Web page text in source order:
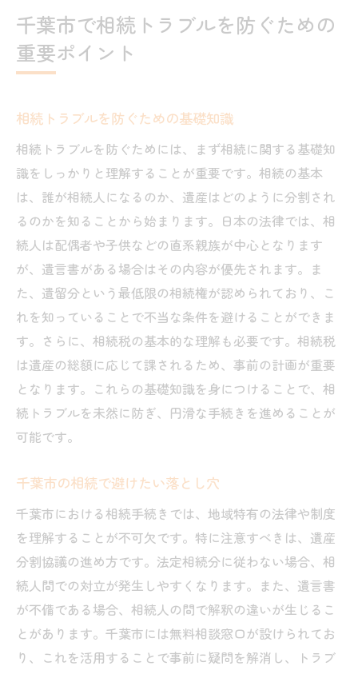
千葉市で相続トラブルを防ぐための
重要ポイント
相続トラブルを防ぐための基礎知識
相続トラブルを防ぐためには、まず相続に関する基礎知
識をしっかりと理解することが重要です。相続の基本
は、誰が相続人になるのか、遺産はどのように分割され
るのかを知ることから始まります。日本の法律では、相
続人は配偶者や子供などの直系親族が中心となります
が、遺言書がある場合はその内容が優先されます。ま
た、遺留分という最低限の相続権が認められており、こ
れを知っていることで不当な条件を避けることができま
す。さらに、相続税の基本的な理解も必要です。相続税
は遺産の総額に応じて課されるため、事前の計画が重要
となります。これらの基礎知識を身につけることで、相
続トラブルを未然に防ぎ、円滑な手続きを進めることが
可能です。
千葉市の相続で避けたい落とし穴
千葉市における相続手続きでは、地域特有の法律や制度
を理解することが不可欠です。特に注意すべきは、遺産
分割協議の進め方です。法定相続分に従わない場合、相
続人間での対立が発生しやすくなります。また、遺言書
が不備である場合、相続人の間で解釈の違いが生じるこ
とがあります。千葉市には無料相談窓口が設けられてお
り、これを活用することで事前に疑問を解消し、トラブ